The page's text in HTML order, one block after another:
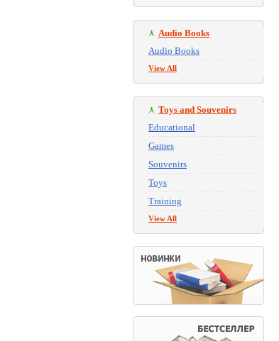
Audio Books
Audio Books
View All
Toys and Souvenirs
Educational
Games
Souvenirs
Toys
Training
View All